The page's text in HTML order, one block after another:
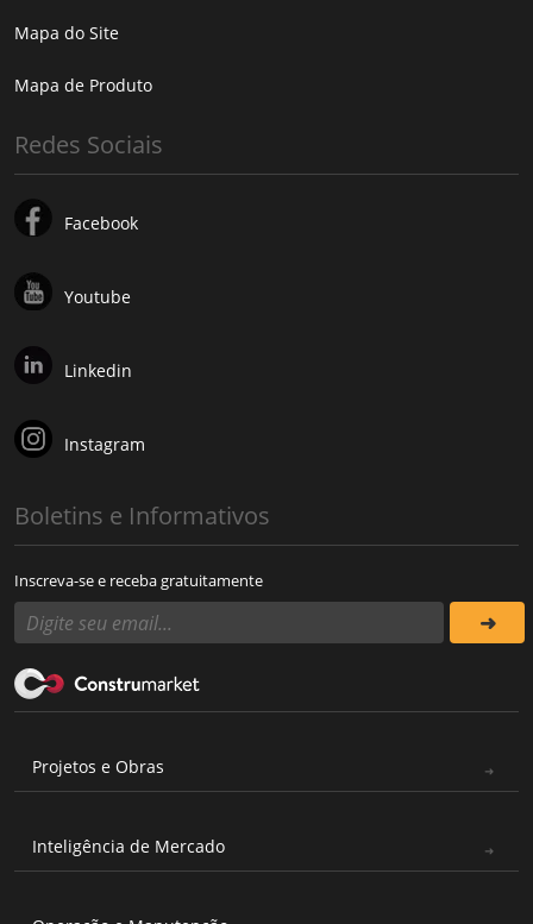
Mapa do Site
Mapa de Produto
Redes Sociais
Facebook
Youtube
Linkedin
Instagram
Boletins e Informativos
Inscreva-se e receba gratuitamente
Projetos e Obras
Inteligência de Mercado